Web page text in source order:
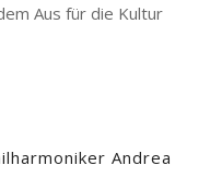
Aus für die Kultur
Andrea